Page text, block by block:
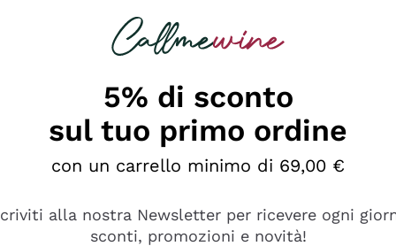
5% di sconto
sul tuo primo ordine
con un carrello minimo di 69,00 €
alla nostra Newsletter per ricevere ogni
sconti, promozioni e novità!